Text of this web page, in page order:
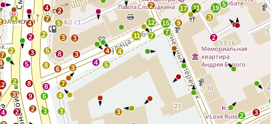
4
2
7
12
4
2
3
2 2
9 6
3
8 8 7
6 3
8
5
3
5
2
2 2
4
7
4
5
3
8 3
3
2
4 12
2
17
15
7
7
9
11
3
19 5
2
3
2
11
4
4
5
4
3
4
3